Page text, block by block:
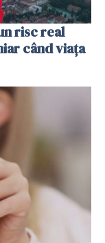
risc real
când viața